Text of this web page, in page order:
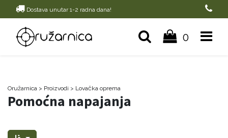
Dostava unutar 1-2 radna dana!
0
Oružarnica > Proizvodi > Lovačka oprema
Pomoćna napajanja